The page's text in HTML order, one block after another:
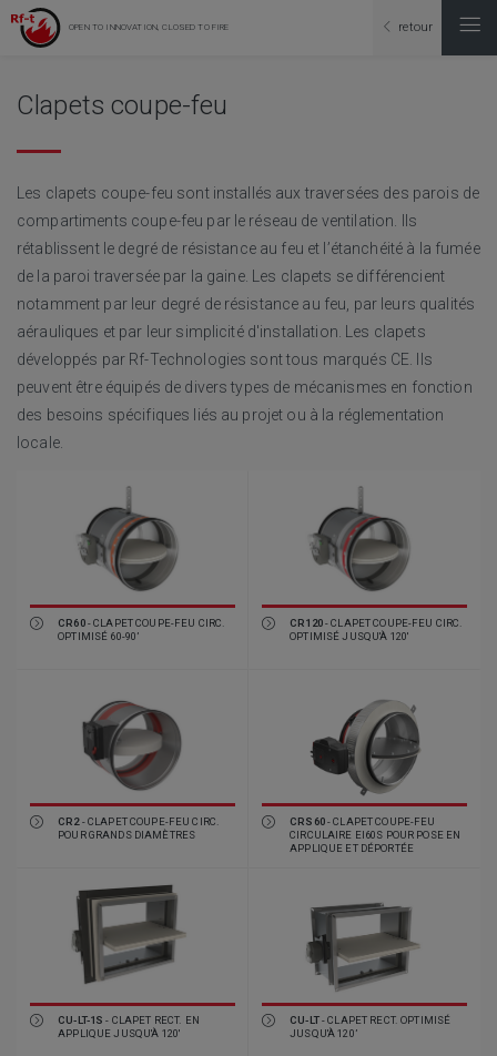
OPEN TO INNOVATION, CLOSED TO FIRE retour
Clapets coupe-feu
Les clapets coupe-feu sont installés aux traversées des parois de
compartiments coupe-feu par le réseau de ventilation. Ils
rétablissent le degré de résistance au feu et l’étanchéité à la fumée
de la paroi traversée par la gaine. Les clapets se différencient
notamment par leur degré de résistance au feu, par leurs qualités
aérauliques et par leur simplicité d'installation. Les clapets
développés par Rf-Technologies sont tous marqués CE. Ils
peuvent être équipés de divers types de mécanismes en fonction
des besoins spécifiques liés au projet ou à la réglementation
locale.
CR60- CLAPET COUPE-FEU CIRC.
OPTIMISÉ 60-90’
CR120- CLAPET COUPE-FEU CIRC.
OPTIMISÉ JUSQU'À 120'
CR2- CLAPET COUPE-FEU CIRC.
POUR GRANDS DIAMÈTRES
CRS60- CLAPET COUPE-FEU
CIRCULAIRE EI60S POUR POSE EN
APPLIQUE ET DÉPORTÉE
CU-LT-1S- CLAPET RECT. EN
APPLIQUE JUSQU'À 120'
CU-LT- CLAPET RECT. OPTIMISÉ
JUSQU'À 120’